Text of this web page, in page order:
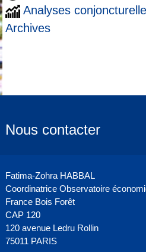
Analyses
Archives
Nous contacter
Fatima-Zohra HABBAL
Coordinatrice Observatoire
France Bois Forêt
CAP 120
120 avenue Ledru Rollin
75011 PARIS